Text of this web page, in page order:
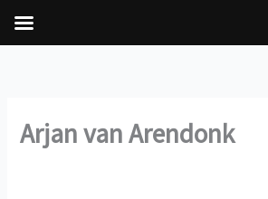
inhoudArjan van Arendonk